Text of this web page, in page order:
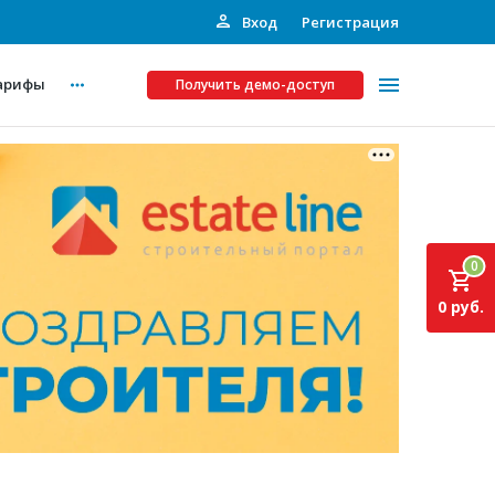
Вход Регистрация
Получить демо-доступ
Платные услуги
Рекламодателям
Инвестпроекты
Подписка на Базу
0
0 руб.